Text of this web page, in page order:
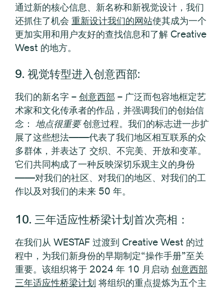
通过新的核心信息、新名称和新视觉设计，我们
还抓住了机会 重新设计我们的网站使其成为一个
更加实用和用户友好的查找信息和了解 Creative
West 的地方。
9. 视觉转型进入创意西部:
我们的新名字 – 创意西部 – 广泛而包容地框定艺
术家和文化传承者的作品，并强调我们的创始信
念： 地点很重要创意过程。我们的标志进一步扩
展了这些想法——代表了我们地区相互联系的众
多群体，并表达了 交织、不完美、开放和变革。
它们共同构成了一种反映深切乐观主义的身份
——对我们的社区、对我们的地区、对我们的工
作以及对我们的未来 50 年。
10. 三年适应性桥梁计划首次亮相：
在我们从 WESTAF 过渡到 Creative West 的过
程中，为我们新身份的早期制定“操作手册”至关
重要。该组织将于 2024 年 10 月启动 创意西部
三年适应性桥梁计划 将组织的重点提炼为五个主